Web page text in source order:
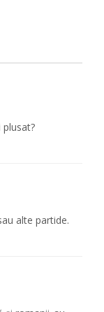
alte partide.